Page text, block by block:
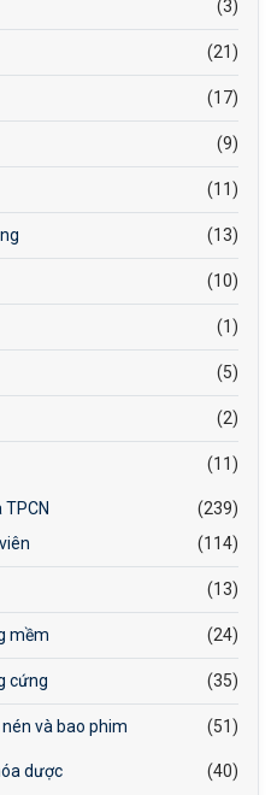
(3)
(21)
(17)
(9)
(11)
(13)
(10)
(1)
(5)
(2)
(11)
(239)
(114)
(13)
mềm (24)
cứng (35)
và bao phim (51)
dược
(40)